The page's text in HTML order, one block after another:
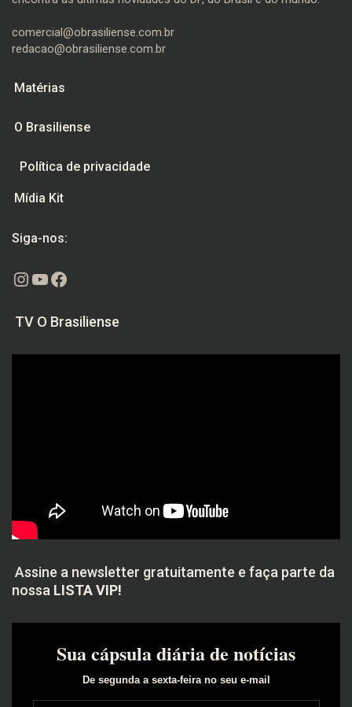
comercial@obrasiliense.com.br
redacao@obrasiliense.com.br
Matérias
O Brasiliense
Política de privacidade
Mídia Kit
Siga-nos:
Instagram
Youtube
Facebook
TV O Brasiliense
Assine a newsletter gratuitamente e faça parte da
nossa LISTA VIP!
Sua cápsula diária de notícias
De segunda a sexta-feira no seu e-mail